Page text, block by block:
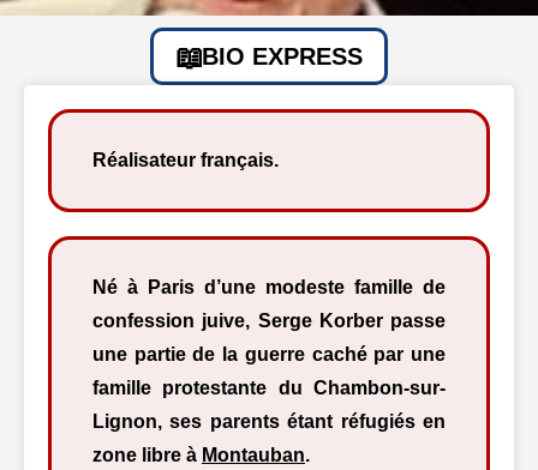
BIO EXPRESS
Réalisateur français.
Né à Paris d’une modeste famille de
confession juive, Serge Korber passe
une partie de la guerre caché par une
famille protestante du Chambon-sur-
Lignon, ses parents étant réfugiés en
zone libre à Montauban.